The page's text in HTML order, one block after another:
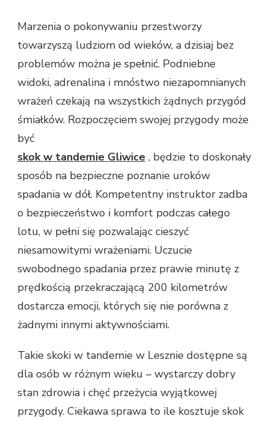
ZAMÓWIĆ
SKOK
SPADOCHRONEM
W
Marzenia o pokonywaniu przestworzy
towarzyszą ludziom od wieków, a dzisiaj bez
problemów można je spełnić. Podniebne
widoki, adrenalina i mnóstwo niezapomnianych
wrażeń czekają na wszystkich żądnych przygód
śmiałków. Rozpoczęciem swojej przygody może
być
skok w tandemie Gliwice , będzie to doskonały
sposób na bezpieczne poznanie uroków
spadania w dół. Kompetentny instruktor zadba
o bezpieczeństwo i komfort podczas całego
lotu, w pełni się pozwalając cieszyć
niesamowitymi wrażeniami. Uczucie
swobodnego spadania przez prawie minutę z
prędkością przekraczającą 200 kilometrów
dostarcza emocji, których się nie porówna z
żadnymi innymi aktywnościami.
Takie skoki w tandemie w Lesznie dostępne są
dla osób w różnym wieku – wystarczy dobry
stan zdrowia i chęć przeżycia wyjątkowej
przygody. Ciekawa sprawa to ile kosztuje skok